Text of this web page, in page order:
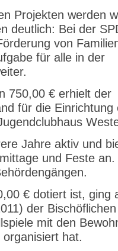
Projekten werden
deutlich: Bei der
von
für alle in der
750,00 € erhielt der
für die Einrichtung
Jahre aktiv und
und Feste
€ dotiert ist, ging
der Bischöflichen
mit den
hat.